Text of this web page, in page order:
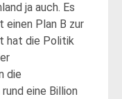
ja auch. Es
einen Plan B zur
hat die Politik
die
eine Billion